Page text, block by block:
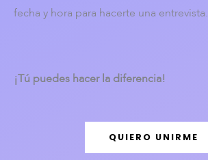
fecha y hora para hacerte una entrevista.
¡Tú puedes hacer la diferencia!
QUIERO UNIRME